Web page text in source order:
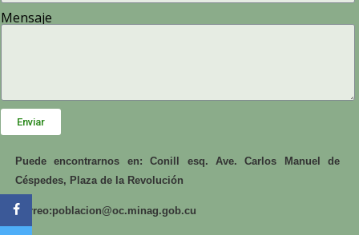
Mensaje
Enviar
Puede encontrarnos en: Conill esq. Ave. Carlos Manuel de
Céspedes, Plaza de la Revolución
Correo:poblacion@oc.minag.gob.cu